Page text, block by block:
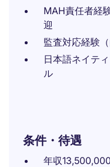
MAH責任者経
迎
監査対応経験（
日本語ネイテ
ル
条件・待遇
年収